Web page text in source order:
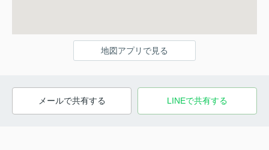
地図アプリで見る
メールで共有する LINEで共有する